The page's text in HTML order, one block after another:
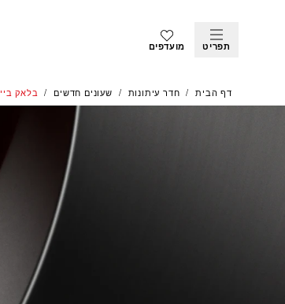
תפריט מועדפים
דף הבית חדר עיתונות שעונים חדשים בלאק ביי 58